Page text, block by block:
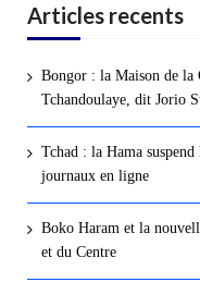
Articles recents
Bongor : la Maison de la
Tchandoulaye, dit Jorio
Tchad : la Hama suspend
journaux en ligne
Boko Haram et la
et du Centre